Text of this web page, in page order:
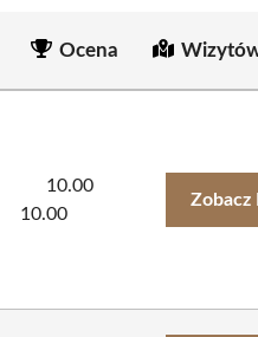
Ocena
10.00
10.00
Zobacz